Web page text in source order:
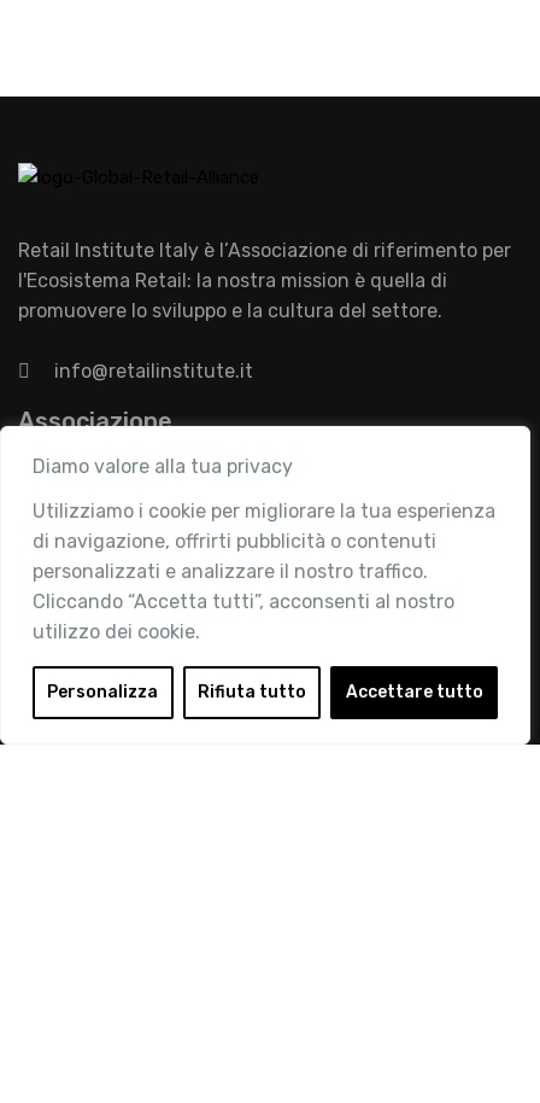
Diamo valore alla tua privacy
Utilizziamo i cookie per migliorare la tua esperienza
di navigazione, offrirti pubblicità o contenuti
personalizzati e analizzare il nostro traffico.
Cliccando “Accetta tutti”, acconsenti al nostro
utilizzo dei cookie.
Personalizza Rifiuta tutto Accettare tutto
Retail Institute Italy è l’Associazione di riferimento per
l'Ecosistema Retail: la nostra mission è quella di
promuovere lo sviluppo e la cultura del settore.
info@retailinstitute.it
Associazione
Chi siamo
Attività
Contatti
Area Riservata
Login
Diventa Socio
Privacy Policy